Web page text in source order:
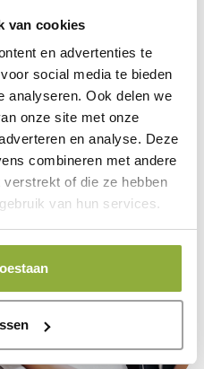
van cookies
en advertenties te
social media te bieden
analyseren. Ook delen we
onze site met onze
en analyse. Deze
combineren met andere
of die ze hebben
van hun services.
Salon